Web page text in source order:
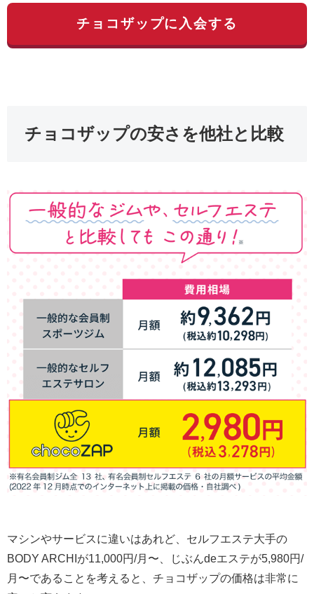
チョコザップに入会する
チョコザップの安さを他社と比較
マシンやサービスに違いはあれど、セルフエステ大手の
BODY ARCHIが11,000円/月〜、じぶんdeエステが5,980円/
月〜であることを考えると、チョコザップの価格は非常に